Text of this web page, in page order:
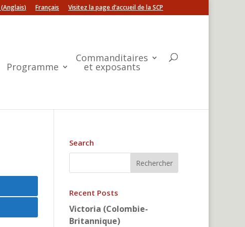
(Anglais) Français Visitez la page d’accueil de la SCP
Programme
Commanditaires
et exposants
Search
Recent Posts
Victoria (Colombie-
Britannique)